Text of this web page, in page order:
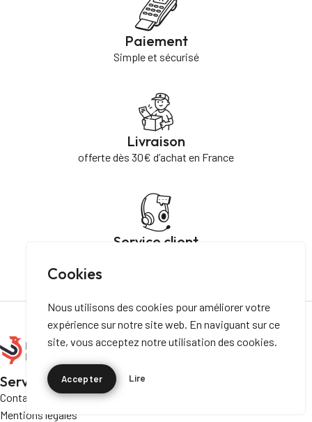
Paiement
Simple et sécurisé
Livraison
offerte dès 30€ d’achat en France
Service client
Service client
Contact
Mentions légales
Cookies
Nous utilisons des cookies pour améliorer votre
expérience sur notre site web. En naviguant sur ce
site, vous acceptez notre utilisation des cookies.
Accepter Lire